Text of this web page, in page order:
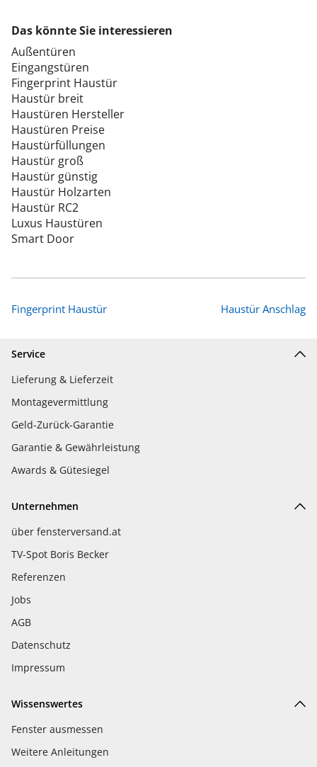
Das könnte Sie interessieren
Außentüren
Eingangstüren
Fingerprint Haustür
Haustür breit
Haustüren Hersteller
Haustüren Preise
Haustürfüllungen
Haustür groß
Haustür günstig
Haustür Holzarten
Haustür RC2
Luxus Haustüren
Smart Door
Fingerprint Haustür Haustür Anschlag
Service
Lieferung & Lieferzeit
Montagevermittlung
Geld-Zurück-Garantie
Garantie & Gewährleistung
Awards & Gütesiegel
Unternehmen
über fensterversand.at
TV-Spot Boris Becker
Referenzen
Jobs
AGB
Datenschutz
Impressum
Wissenswertes
Fenster ausmessen
Weitere Anleitungen